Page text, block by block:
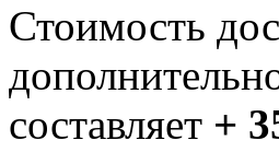
Стоимость
составляет +